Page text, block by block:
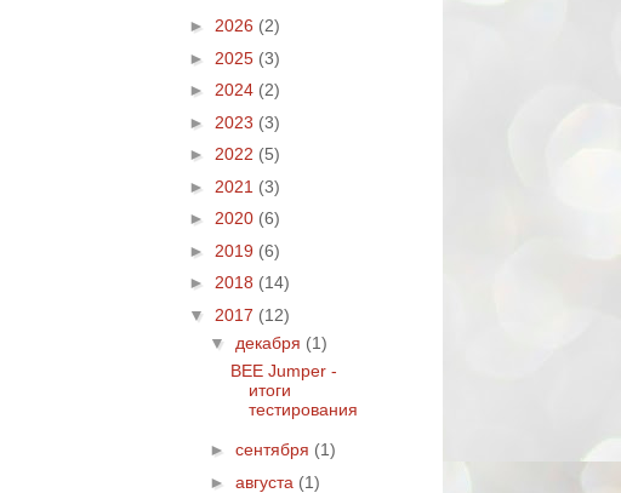
► 2026 (2)
► 2025 (3)
► 2024 (2)
► 2023 (3)
► 2022 (5)
► 2021 (3)
► 2020 (6)
► 2019 (6)
► 2018 (14)
▼ 2017 (12)
▼ декабря (1)
BEE Jumper -
итоги
тестирования
► сентября (1)
► августа (1)